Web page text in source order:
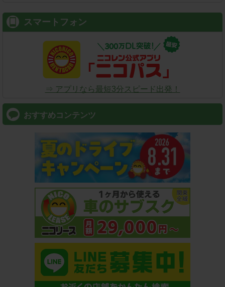
スマートフォン
⇒ アプリなら最短3分スピード出発！
おすすめコンテンツ